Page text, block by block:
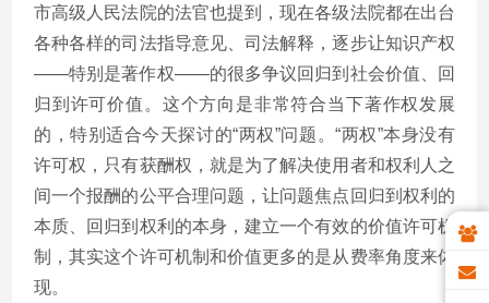
市高级人民法院的法官也提到，现在各级法院都在出台
各种各样的司法指导意见、司法解释，逐步让知识产权
——特别是著作权——的很多争议回归到社会价值、回
归到许可价值。这个方向是非常符合当下著作权发展
的，特别适合今天探讨的“两权”问题。“两权”本身没有
许可权，只有获酬权，就是为了解决使用者和权利人之
间一个报酬的公平合理问题，让问题焦点回归到权利的
本质、回归到权利的本身，建立一个有效的价值许可机
制，其实这个许可机制和价值更多的是从费率角度来体
现。